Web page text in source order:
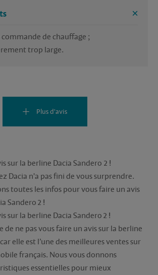
de chauffage ;
trop large.
Plus d'avis
sur la berline Dacia Sandero 2 !
Dacia n'a pas fini de vous surprendre.
toutes les infos pour vous faire un avis
Sandero 2 !
sur la berline Dacia Sandero 2 !
de ne pas vous faire un avis sur la berline
elle est l’une des meilleures ventes sur
français. Nous vous donnons
essentielles pour mieux